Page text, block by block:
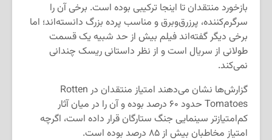
بازخورد منتقدان تا اینجا ترکیبی بوده است. برخی آن را
سرگرم‌کننده، پرزرق‌وبرق و مناسب پرده بزرگ دانسته‌اند؛ اما
برخی دیگر گفته‌اند فیلم بیش از حد شبیه یک قسمت
طولانی از سریال است و از نظر داستانی ریسک چندانی
نمی‌کند.
گزارش‌ها نشان می‌دهند امتیاز منتقدان در Rotten
Tomatoes حدود ۶۰ درصد بوده و آن را در میان آثار
کم‌امتیازتر سینمایی جنگ ستارگان قرار داده است، اگرچه
امتیاز مخاطبان بیش از ۸۵ درصد بوده است.